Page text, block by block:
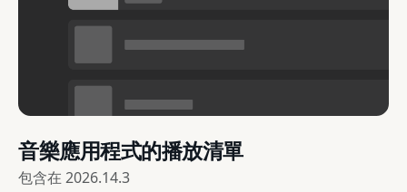
音樂應用程式的播放清單
包含在 2026.14.3